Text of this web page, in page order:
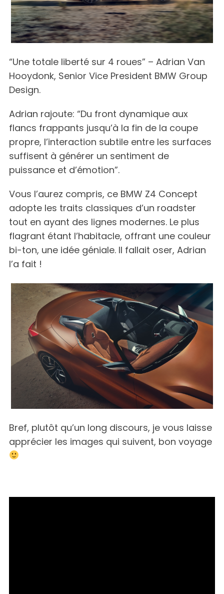
“Une totale liberté sur 4 roues” – Adrian Van
Hooydonk, Senior Vice President BMW Group
Design.
Adrian rajoute: “Du front dynamique aux
flancs frappants jusqu’à la fin de la coupe
propre, l’interaction subtile entre les surfaces
suffisent à générer un sentiment de
puissance et d’émotion”.
Vous l’aurez compris, ce BMW Z4 Concept
adopte les traits classiques d’un roadster
tout en ayant des lignes modernes. Le plus
flagrant étant l’habitacle, offrant une couleur
bi-ton, une idée géniale. Il fallait oser, Adrian
l’a fait !
Bref, plutôt qu’un long discours, je vous laisse
apprécier les images qui suivent, bon voyage